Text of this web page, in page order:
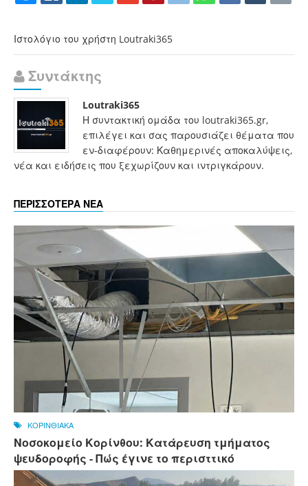
Ιστολόγιο του χρήστη Loutraki365
Συντάκτης
Loutraki365
Η συντακτική ομάδα του loutraki365.gr,
επιλέγει και σας παρουσιάζει θέματα που
εν-διαφέρουν: Καθημερινές αποκαλύψεις,
νέα και ειδήσεις που ξεχωρίζουν και ιντριγκάρουν.
ΠΕΡΙΣΣΟΤΕΡΑ ΝΕΑ
ΚΟΡΙΝΘΙΑΚΑ
Νοσοκομείο Κορίνθου: Κατάρευση τμήματος
ψευδοροφής - Πώς έγινε το περισττικό